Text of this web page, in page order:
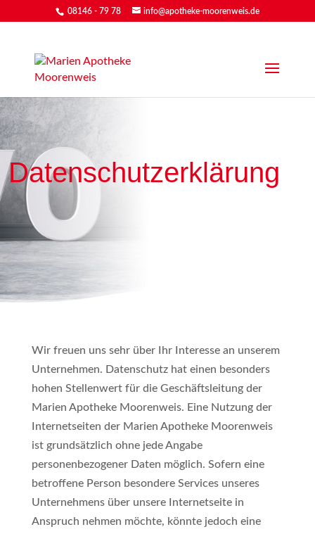
08146 - 79 78 info@apotheke-moorenweis.de
Datenschutzerklärung
Wir freuen uns sehr über Ihr Interesse an unserem
Unternehmen. Datenschutz hat einen besonders
hohen Stellenwert für die Geschäftsleitung der
Marien Apotheke Moorenweis. Eine Nutzung der
Internetseiten der Marien Apotheke Moorenweis
ist grundsätzlich ohne jede Angabe
personenbezogener Daten möglich. Sofern eine
betroffene Person besondere Services unseres
Unternehmens über unsere Internetseite in
Anspruch nehmen möchte, könnte jedoch eine